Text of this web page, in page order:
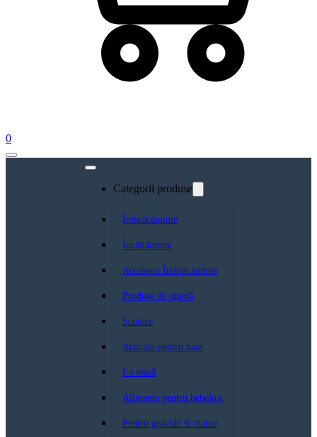
0
Categorii produse
Îmbrăcăminte
Încălțăminte
Accesorii Îmbrăcăminte
Produse de igienă
Scutece
Articole pentru baie
La masă
Alimente pentru bebeluși
Pentru gravide si mame